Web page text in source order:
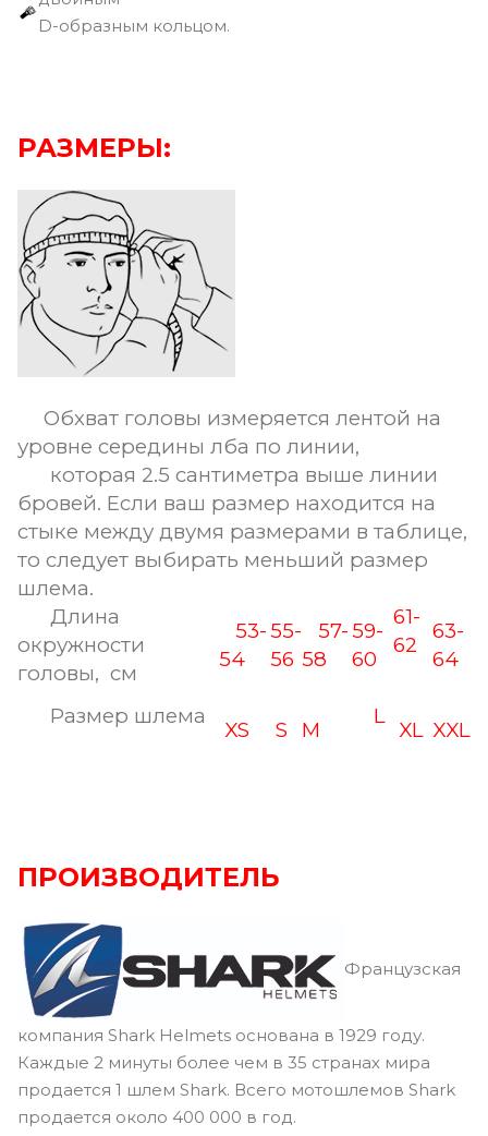
D-образным кольцом.
РАЗМЕРЫ:
Обхват головы измеряется лентой на
уровне середины лба по линии,
которая 2.5 сантиметра выше линии
бровей. Если ваш размер находится на
стыке между двумя размерами в таблице,
то следует выбирать меньший размер
шлема.
Длина
окружности
головы, см
53-
54
55-
56
57-
58
59-
60
61-
62
63-
64
Размер шлема
XS S M
L
XL XXL
ПРОИЗВОДИТЕЛЬ
Французская
компания Shark Helmets основана в 1929 году.
Каждые 2 минуты более чем в 35 странах мира
продается 1 шлем Shark. Всего мотошлемов Shark
продается около 400 000 в год.